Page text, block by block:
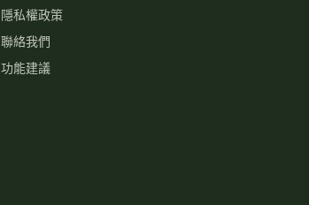
隱私權政策
聯絡我們
功能建議